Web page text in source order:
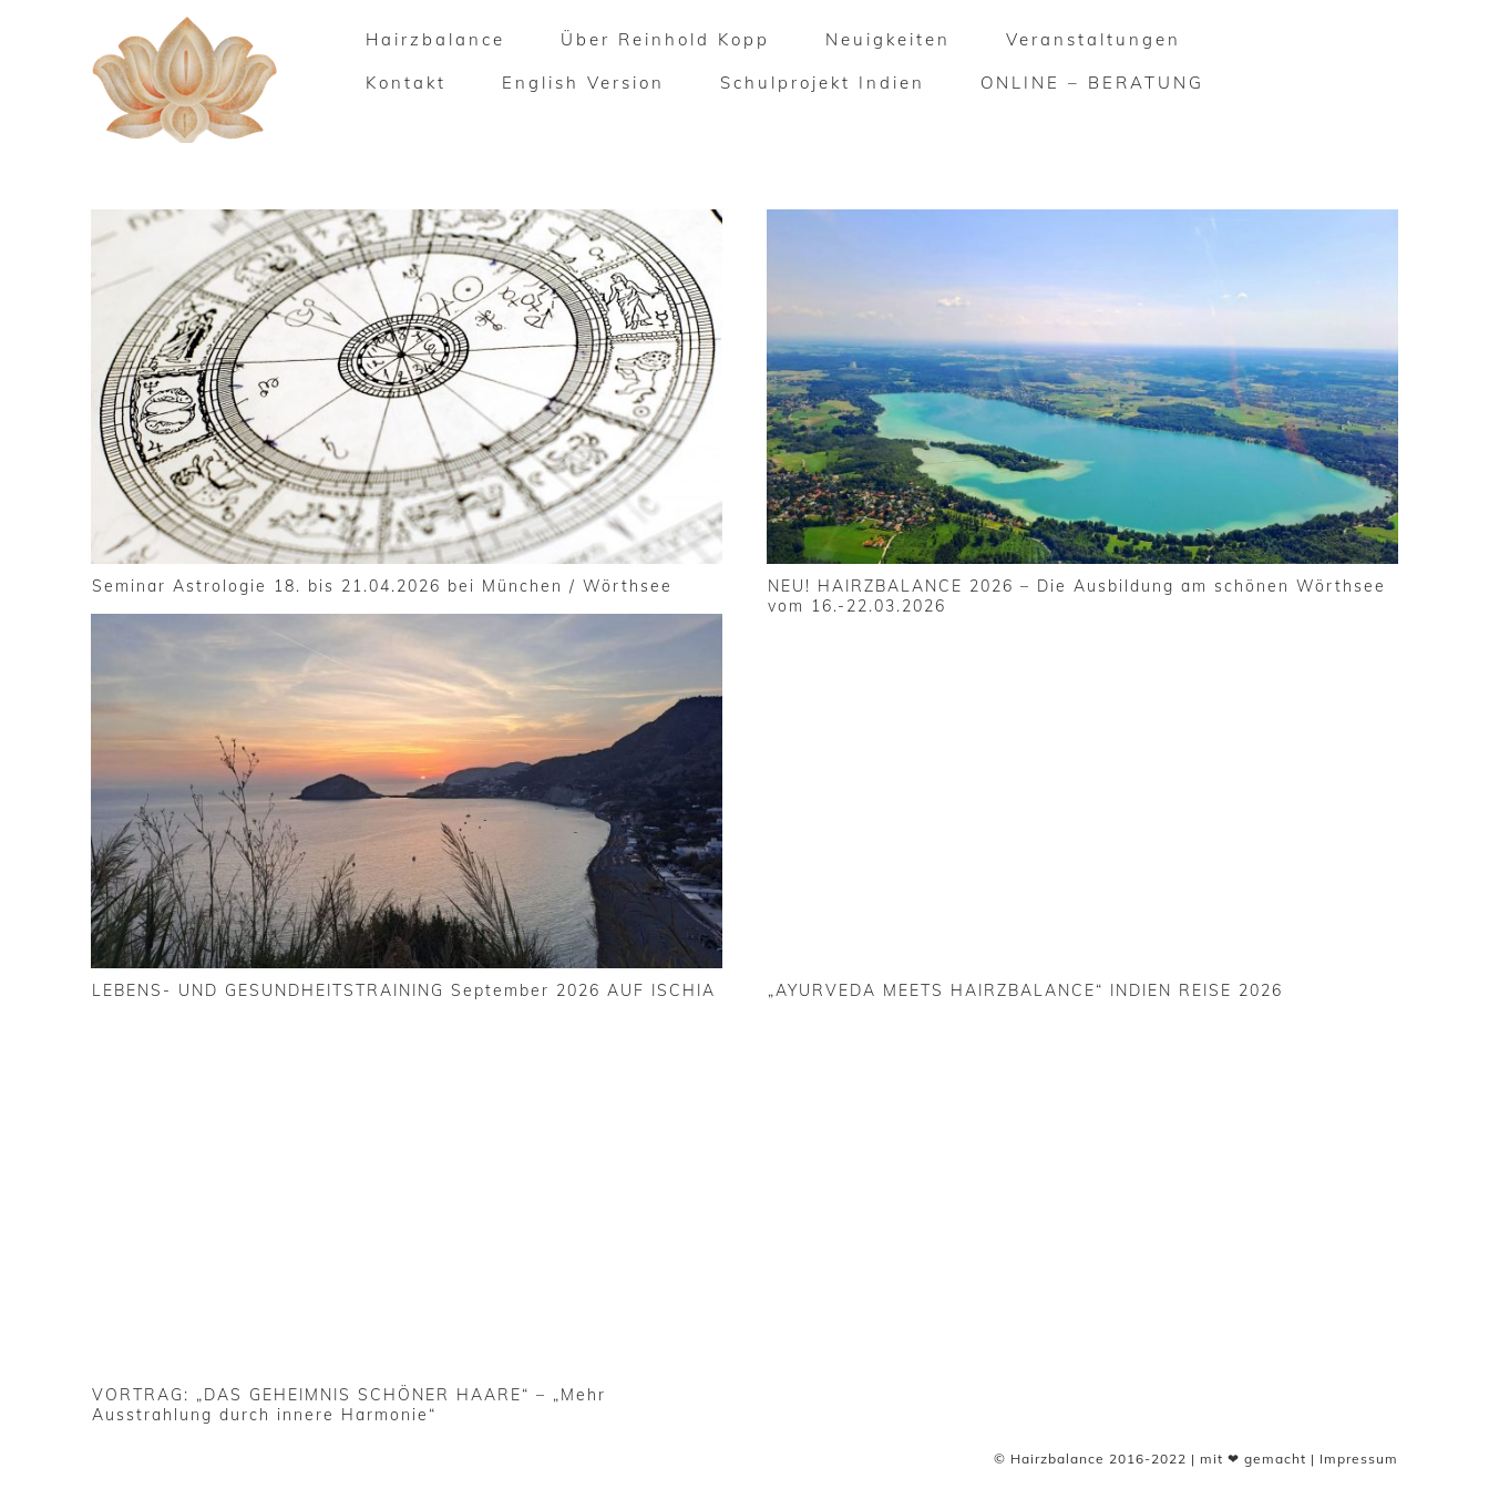
Hairzbalance Über Reinhold Kopp Neuigkeiten Veranstaltungen
Kontakt English Version Schulprojekt Indien ONLINE – BERATUNG
Seminar Astrologie 18. bis 21.04.2026 bei München / Wörthsee
NEU! HAIRZBALANCE 2026 – Die Ausbildung am schönen Wörthsee
vom 16.-22.03.2026
LEBENS- UND GESUNDHEITSTRAINING September 2026 AUF ISCHIA „AYURVEDA MEETS HAIRZBALANCE“ INDIEN REISE 2026
VORTRAG: „DAS GEHEIMNIS SCHÖNER HAARE“ – „Mehr
Ausstrahlung durch innere Harmonie“
© Hairzbalance 2016-2022 | mit ❤ gemacht | Impressum